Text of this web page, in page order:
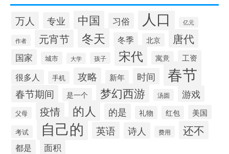
万人 专业 中国 习俗 人口 亿元
作者 元宵节 冬天 冬季 北京 唐代
国家 城市 大学 孩子 宋代 寓意 工资
很多人 手机 攻略 新年 时间 春节
春节期间 是一个 梦幻西游 汤圆 游戏
父母 疫情 的人 的是 礼物 红包 美国
考试 自己的 英语 诗人 费用 还不
都是 面积